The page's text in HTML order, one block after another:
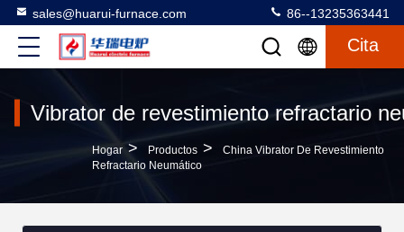
sales@huarui-furnace.com 86--13235363441
Cita
Vibrator de revestimiento refractario
Hogar > Productos >
China Vibrator De Revestimiento
Refractario Neumático